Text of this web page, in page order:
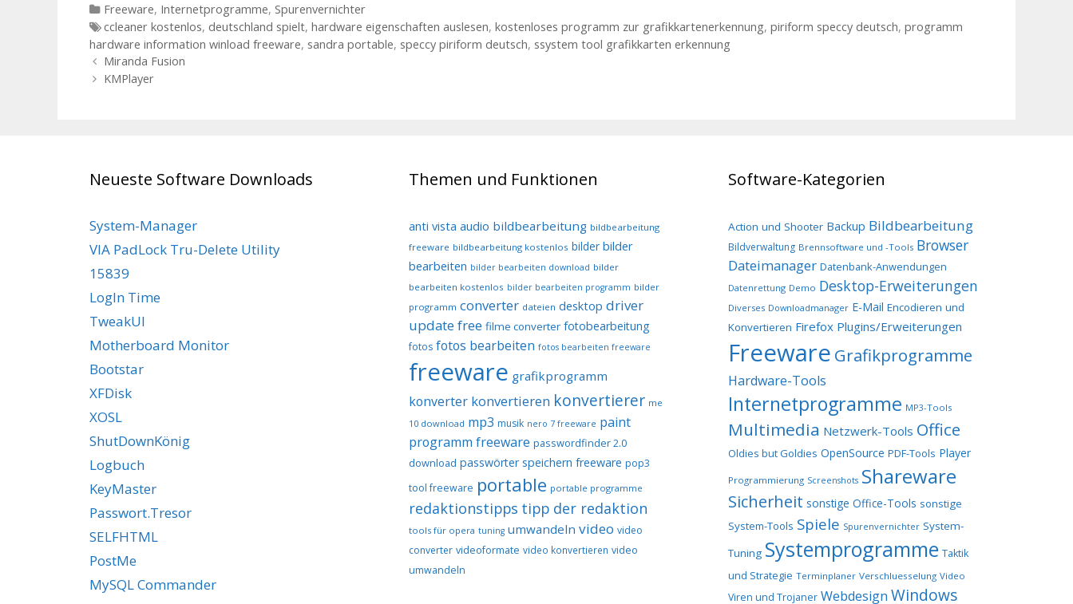
Kategorien
Freeware, Internetprogramme, Spurenvernichter
Tags
ccleaner kostenlos, deutschland spielt, hardware eigenschaften auslesen, kostenloses programm zur grafikkartenerkennung, piriform speccy deutsch, programm
hardware information winload freeware, sandra portable, speccy piriform deutsch, ssystem tool grafikkarten erkennung
Beitrags-Navigation
Miranda Fusion
KMPlayer
Neueste Software Downloads
System-Manager
VIA PadLock Tru-Delete Utility
15839
LogIn Time
TweakUI
Motherboard Monitor
Bootstar
XFDisk
XOSL
ShutDownKönig
Logbuch
KeyMaster
Passwort.Tresor
SELFHTML
PostMe
MySQL Commander
Themen und Funktionen
anti vista audio bildbearbeitung bildbearbeitung
freeware bildbearbeitung kostenlos bilder bilder
bearbeiten bilder bearbeiten download bilder
bearbeiten kostenlos bilder bearbeiten programm bilder
programm converter dateien desktop driver
update free filme converter fotobearbeitung
fotos fotos bearbeiten fotos bearbeiten freeware
freeware grafikprogramm
konverter konvertieren konvertierer me
10 download mp3 musik nero 7 freeware paint
programm freeware passwordfinder 2.0
download passwörter speichern freeware pop3
tool freeware portable portable programme
redaktionstipps tipp der redaktion
tools für opera tuning umwandeln video video
converter videoformate video konvertieren video
umwandeln
Software-Kategorien
Action und Shooter Backup Bildbearbeitung
Bildverwaltung Brennsoftware und -Tools Browser
Dateimanager Datenbank-Anwendungen
Datenrettung Demo Desktop-Erweiterungen
Diverses Downloadmanager E-Mail Encodieren und
Konvertieren Firefox Plugins/Erweiterungen
Freeware Grafikprogramme
Hardware-Tools
Internetprogramme MP3-Tools
Multimedia Netzwerk-Tools Office
Oldies but Goldies OpenSource PDF-Tools Player
Programmierung Screenshots Shareware
Sicherheit sonstige Office-Tools sonstige
System-Tools Spiele Spurenvernichter System-
Tuning Systemprogramme Taktik
und Strategie Terminplaner Verschluesselung Video
Viren und Trojaner Webdesign Windows